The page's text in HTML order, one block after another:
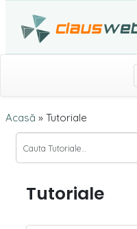
Acasă » Tutoriale
Tutoriale